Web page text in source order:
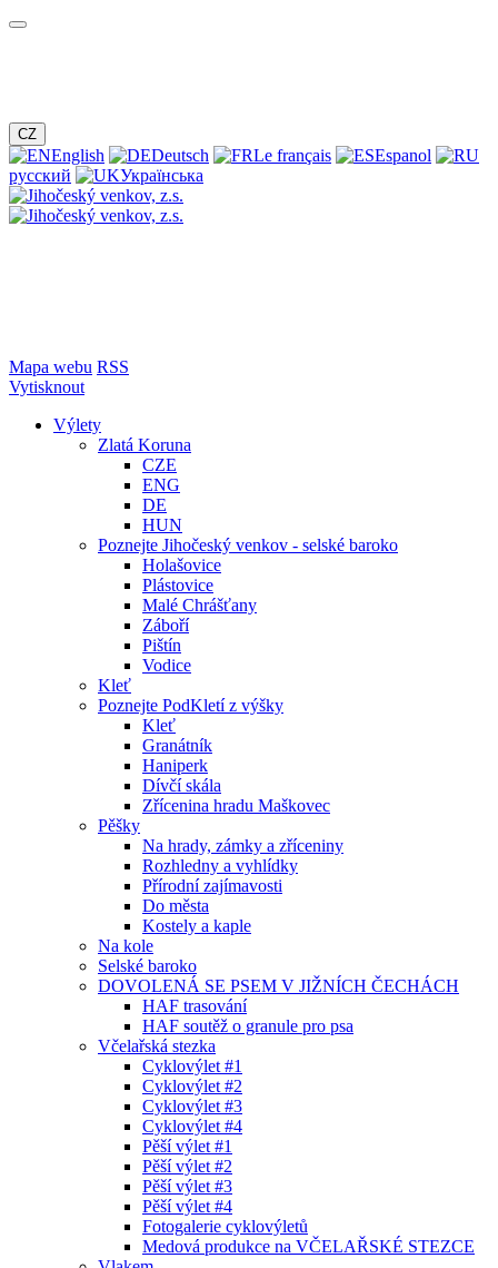
CZ
English Deutsch Le français
Espanol
русский
Українська
Mapa webu RSS
Vytisknout
Výlety
Zlatá Koruna
CZE
ENG
DE
HUN
Poznejte Jihočeský venkov - selské baroko
Holašovice
Plástovice
Malé Chrášťany
Záboří
Pištín
Vodice
Kleť
Poznejte PodKletí z výšky
Kleť
Granátník
Haniperk
Dívčí skála
Zřícenina hradu Maškovec
Pěšky
Na hrady, zámky a zříceniny
Rozhledny a vyhlídky
Přírodní zajímavosti
Do města
Kostely a kaple
Na kole
Selské baroko
DOVOLENÁ SE PSEM V JIŽNÍCH ČECHÁCH
HAF trasování
HAF soutěž o granule pro psa
Včelařská stezka
Cyklovýlet #1
Cyklovýlet #2
Cyklovýlet #3
Cyklovýlet #4
Pěší výlet #1
Pěší výlet #2
Pěší výlet #3
Pěší výlet #4
Fotogalerie cyklovýletů
Medová produkce na VČELAŘSKÉ STEZCE